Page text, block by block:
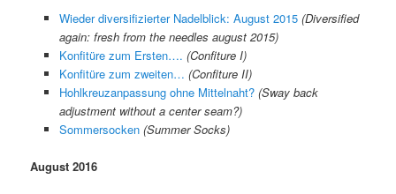
Wieder diversifizierter Nadelblick: August 2015 (Diversified
again: fresh from the needles august 2015)
Konfitüre zum Ersten…. (Confiture I)
Konfitüre zum zweiten… (Confiture II)
Hohlkreuzanpassung ohne Mittelnaht? (Sway back
adjustment without a center seam?)
Sommersocken (Summer Socks)
August 2016